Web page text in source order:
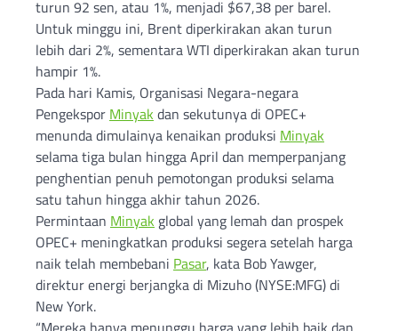
turun 92 sen, atau 1%, menjadi $67,38 per barel.
Untuk minggu ini, Brent diperkirakan akan turun
lebih dari 2%, sementara WTI diperkirakan akan turun
hampir 1%.
Pada hari Kamis, Organisasi Negara-negara
Pengekspor Minyak dan sekutunya di OPEC+
menunda dimulainya kenaikan produksi Minyak
selama tiga bulan hingga April dan memperpanjang
penghentian penuh pemotongan produksi selama
satu tahun hingga akhir tahun 2026.
Permintaan Minyak global yang lemah dan prospek
OPEC+ meningkatkan produksi segera setelah harga
naik telah membebani Pasar, kata Bob Yawger,
direktur energi berjangka di Mizuho (NYSE:MFG) di
New York.